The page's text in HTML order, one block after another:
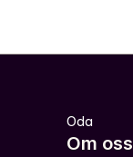
Oda
Om oss